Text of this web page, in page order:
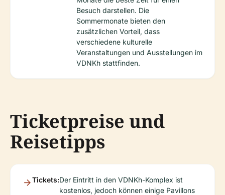
Besuch darstellen. Die
Sommermonate bieten den
zusätzlichen Vorteil, dass
verschiedene kulturelle
Veranstaltungen und Ausstellungen im
VDNKh stattfinden.
Ticketpreise und
Reisetipps
Tickets:Der Eintritt in den VDNKh-Komplex ist
kostenlos, jedoch können einige Pavillons